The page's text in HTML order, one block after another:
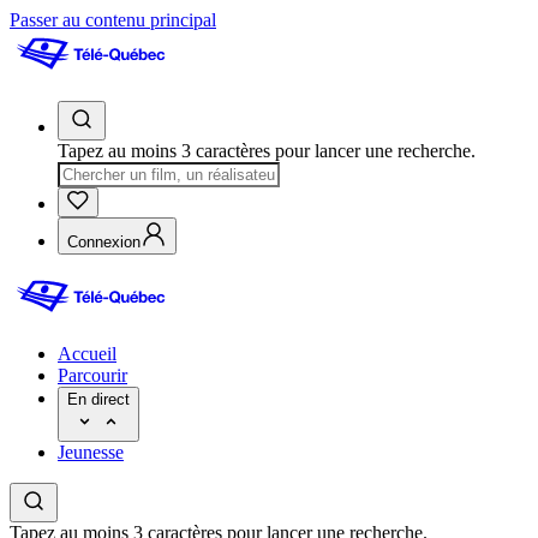
Passer au contenu principal
Tapez au moins 3 caractères pour lancer une recherche.
Connexion
Accueil
Parcourir
En direct
Jeunesse
Tapez au moins 3 caractères pour lancer une recherche.